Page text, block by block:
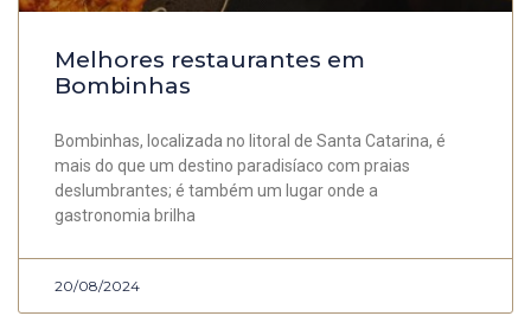
Melhores restaurantes em
Bombinhas
Bombinhas, localizada no litoral de Santa Catarina, é
mais do que um destino paradisíaco com praias
deslumbrantes; é também um lugar onde a
gastronomia brilha
20/08/2024